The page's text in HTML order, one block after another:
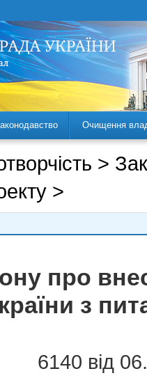
Очищення
>
>
про
з
6140 від